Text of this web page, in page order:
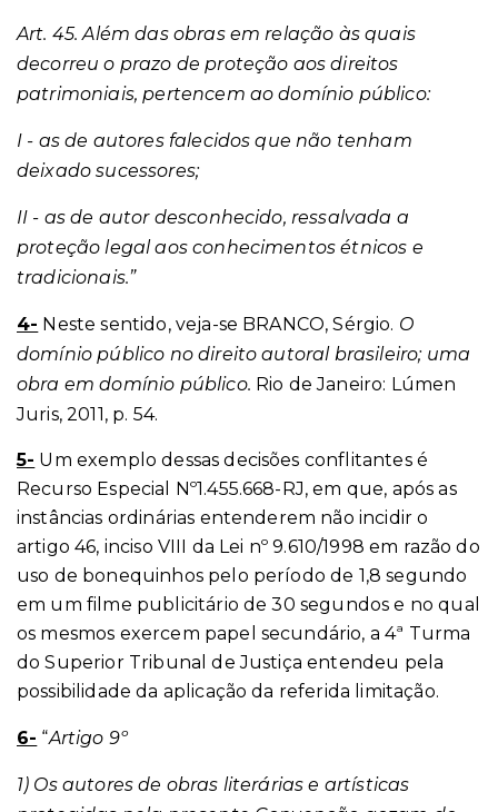
Art. 45. Além das obras em relação às quais
decorreu o prazo de proteção aos direitos
patrimoniais, pertencem ao domínio público:
I - as de autores falecidos que não tenham
deixado sucessores;
II - as de autor desconhecido, ressalvada a
proteção legal aos conhecimentos étnicos e
tradicionais.”
4- Neste sentido, veja-se BRANCO, Sérgio. O
domínio público no direito autoral brasileiro; uma
obra em domínio público. Rio de Janeiro: Lúmen
Juris, 2011, p. 54.
5- Um exemplo dessas decisões conflitantes é
Recurso Especial Nº1.455.668-RJ, em que, após as
instâncias ordinárias entenderem não incidir o
artigo 46, inciso VIII da Lei nº 9.610/1998 em razão do
uso de bonequinhos pelo período de 1,8 segundo
em um filme publicitário de 30 segundos e no qual
os mesmos exercem papel secundário, a 4ª Turma
do Superior Tribunal de Justiça entendeu pela
possibilidade da aplicação da referida limitação.
6- “Artigo 9º
1) Os autores de obras literárias e artísticas